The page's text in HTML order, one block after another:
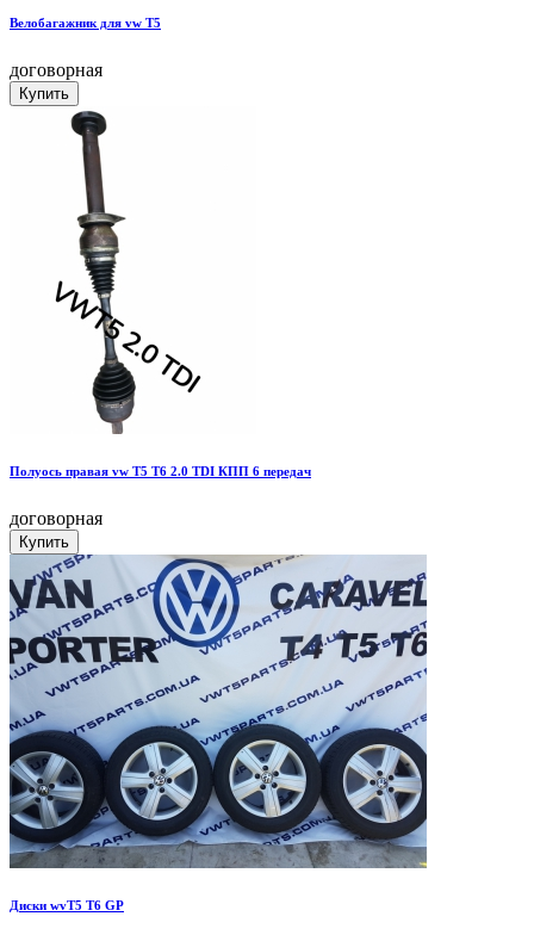
Велобагажник для vw T5
договорная
Полуось правая vw T5 T6 2.0 TDI КПП 6 передач
договорная
Диски wvT5 T6 GP